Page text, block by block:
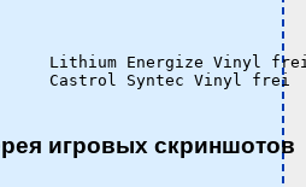
Lithium Energize Vinyl
Castrol Syntec Vinyl frei
игровых скриншотов